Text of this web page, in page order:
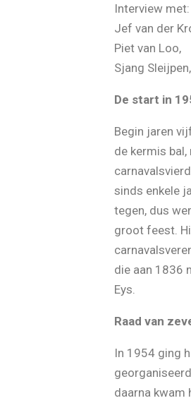
Interview met:
Jef van der
Piet van Loo,
Sjang Sleijpen,
De start in
Begin jaren
de kermis bal,
sinds enkele
tegen, dus
groot feest.
die aan 1836
Eys.
Raad van
In 1954 ging
daarna kwam